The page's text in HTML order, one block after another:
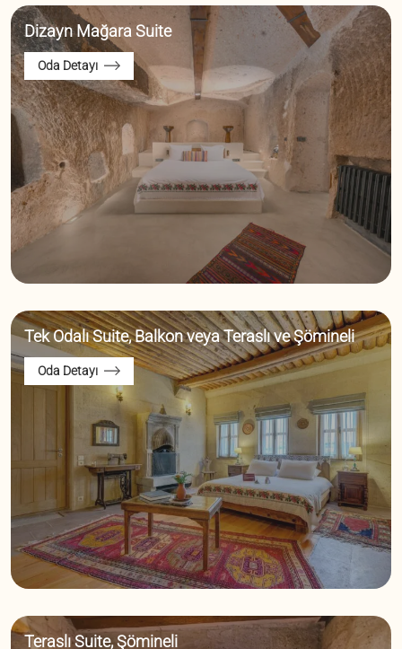
Dizayn Mağara Suite
Oda Detayı
Tek Odalı Suite, Balkon veya Teraslı ve Şömineli
Oda Detayı
Teraslı Suite, Şömineli